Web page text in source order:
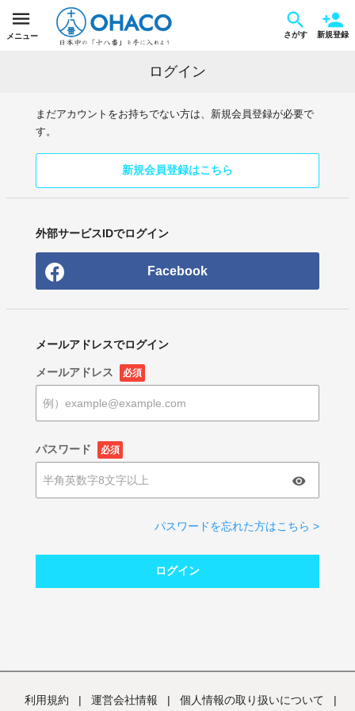
メニュー さがす 新規登録
ログイン
まだアカウントをお持ちでない方は、新規会員登録が必要で
す。
新規会員登録はこちら
外部サービスIDでログイン
Facebook
メールアドレスでログイン
メールアドレス 必須
パスワード 必須
パスワードを忘れた方はこちら >
ログイン
利用規約 | 運営会社情報 | 個人情報の取り扱いについて |